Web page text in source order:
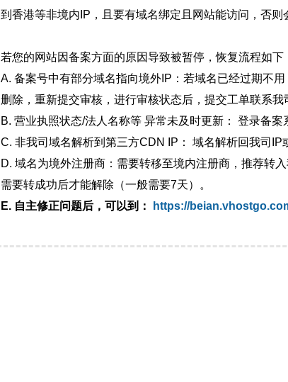
到香港等非境内IP，且要有域名绑定且网站能访问，否
若您的网站因备案方面的原因导致被暂停，恢复流程如下
A. 备案号中有部分域名指向境外IP：若域名已经过期不
删除，重新提交审核，进行审核状态后，提交工单联系
B. 营业执照状态/法人名称等 异常未及时更新： 登录备案
C. 非我司域名解析到第三方CDN IP： 域名解析回我司IP
D. 域名为境外注册商：需要转移至境内注册商，推荐转入
需要转成功后才能解除（一般需要7天）。
E. 自主修正问题后，可以到：
https://